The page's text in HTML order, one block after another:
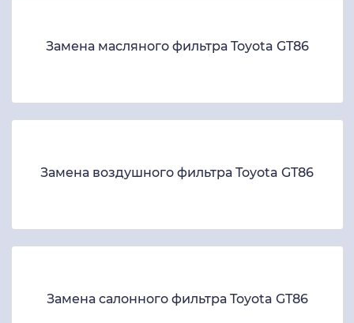
Замена масляного фильтра Toyota GT86
Замена воздушного фильтра Toyota GT86
Замена салонного фильтра Toyota GT86